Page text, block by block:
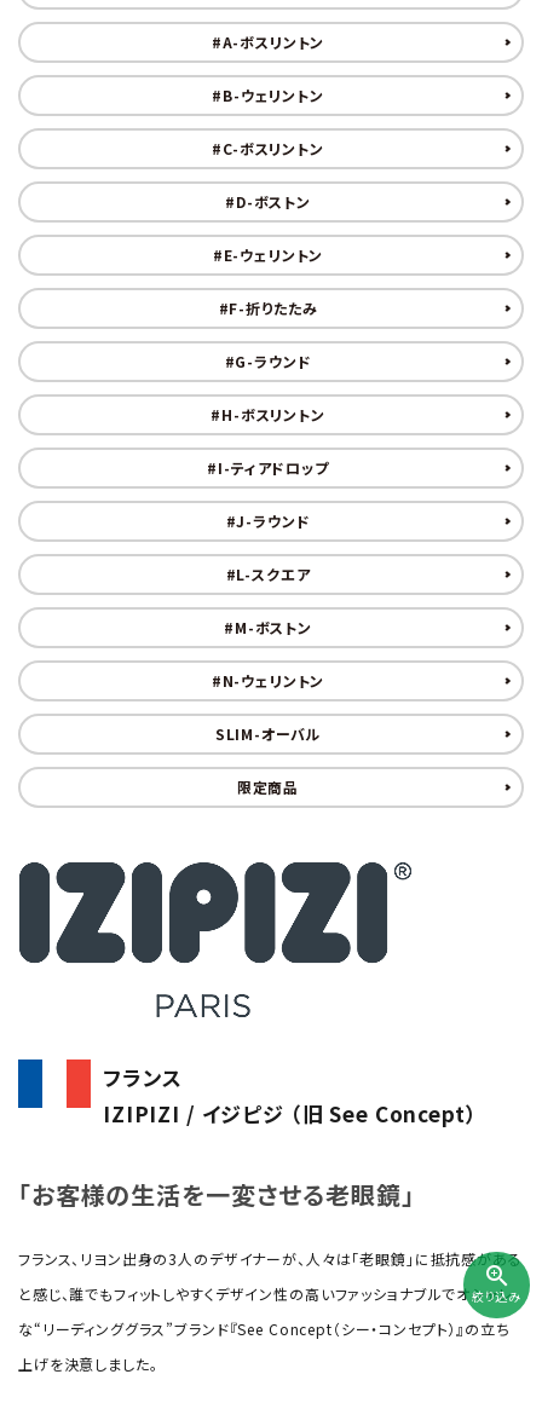
#A-ボスリントン
#B-ウェリントン
#C-ボスリントン
#D-ボストン
#E-ウェリントン
#F-折りたたみ
#G-ラウンド
#H-ボスリントン
#I-ティアドロップ
#J-ラウンド
#L-スクエア
#M-ボストン
#N-ウェリントン
SLIM-オーバル
限定商品
フランス
IZIPIZI / イジピジ （旧 See Concept）
「お客様の生活を一変させる老眼鏡」
フランス、リヨン出身の3人のデザイナーが、人々は「老眼鏡」に抵抗感がある
と感じ、誰でもフィットしやすくデザイン性の高いファッショナブルでオシャレ
な“リーディンググラス”ブランド『See Concept（シー・コンセプト）』の立ち
上げを決意しました。
zoom_in
絞り込み